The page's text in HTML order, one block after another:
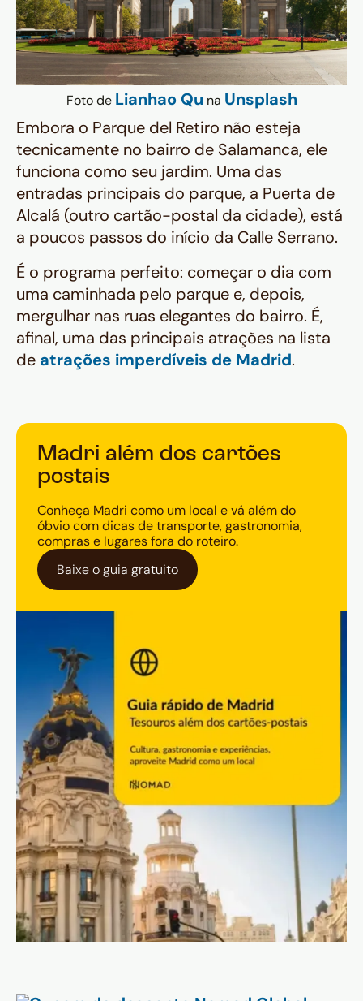
Foto de Lianhao Qu na Unsplash
Embora o Parque del Retiro não esteja
tecnicamente no bairro de Salamanca, ele
funciona como seu jardim. Uma das
entradas principais do parque, a Puerta de
Alcalá (outro cartão-postal da cidade), está
a poucos passos do início da Calle Serrano.
É o programa perfeito: começar o dia com
uma caminhada pelo parque e, depois,
mergulhar nas ruas elegantes do bairro. É,
afinal, uma das principais atrações na lista
de atrações imperdíveis de Madrid.
Madri além dos cartões
postais
Conheça Madri como um local e vá além do
óbvio com dicas de transporte, gastronomia,
compras e lugares fora do roteiro.
Baixe o guia gratuito